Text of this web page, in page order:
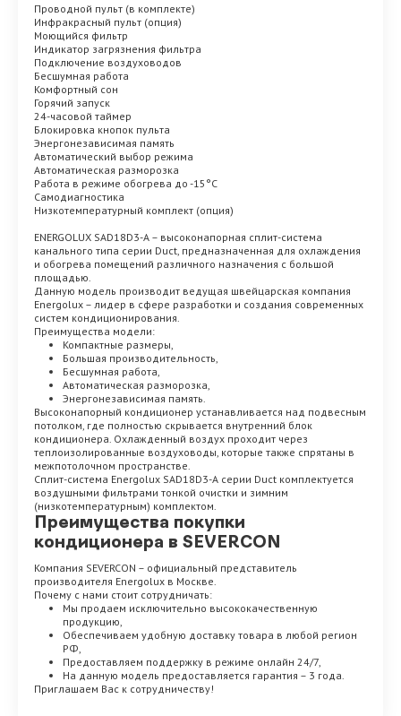
Проводной пульт (в комплекте)
Инфракрасный пульт (опция)
Моющийся фильтр
Индикатор загрязнения фильтра
Подключение воздуховодов
Бесшумная работа
Комфортный сон
Горячий запуск
24-часовой таймер
Блокировка кнопок пульта
Энергонезависимая память
Автоматический выбор режима
Автоматическая разморозка
Работа в режиме обогрева до -15°C
Самодиагностика
Низкотемпературный комплект (опция)
ENERGOLUX SAD18D3-A – высоконапорная сплит-система
канального типа серии Duct, предназначенная для охлаждения
и обогрева помещений различного назначения с большой
площадью.
Данную модель производит ведущая швейцарская компания
Energolux – лидер в сфере разработки и создания современных
систем кондиционирования.
Преимущества модели:
Компактные размеры,
Большая производительность,
Бесшумная работа,
Автоматическая разморозка,
Энергонезависимая память.
Высоконапорный кондиционер устанавливается над подвесным
потолком, где полностью скрывается внутренний блок
кондиционера. Охлажденный воздух проходит через
теплоизолированные воздуховоды, которые также спрятаны в
межпотолочном пространстве.
Сплит-система Energolux SAD18D3-A серии Duct комплектуется
воздушными фильтрами тонкой очистки и зимним
(низкотемпературным) комплектом.
Преимущества покупки
кондиционера в SEVERCON
Компания SEVERCON – официальный представитель
производителя Energolux в Москве.
Почему с нами стоит сотрудничать:
Мы продаем исключительно высококачественную
продукцию,
Обеспечиваем удобную доставку товара в любой регион
РФ,
Предоставляем поддержку в режиме онлайн 24/7,
На данную модель предоставляется гарантия – 3 года.
Приглашаем Вас к сотрудничеству!